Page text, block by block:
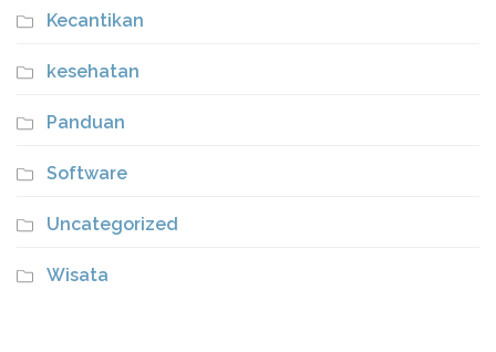
Kecantikan
kesehatan
Panduan
Software
Uncategorized
Wisata